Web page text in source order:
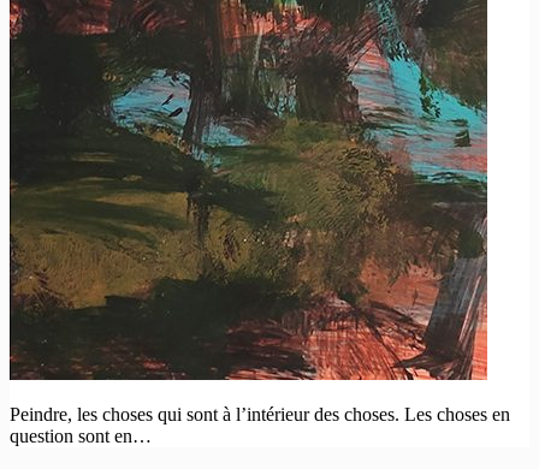
Peindre, les choses qui sont à l’intérieur des choses. Les choses en
question sont en…